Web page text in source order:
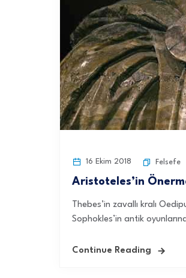
16 Ekim 2018 Felsefe
Aristoteles’in
Thebes’in zavallı kralı
Sophokles’in antik
Continue Reading